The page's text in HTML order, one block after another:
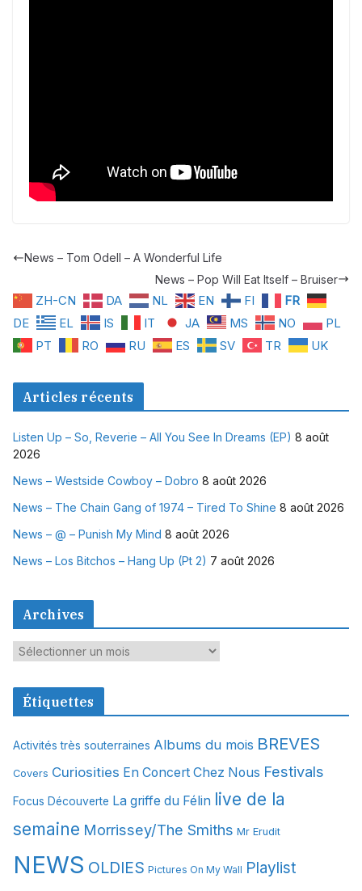
News – Tom Odell – A Wonderful Life
News – Pop Will Eat Itself – Bruiser
ZH-CN DA NL EN FI
FR
DE
EL IS IT JA MS NO
PL
PT
RO RU ES SV TR UK
Articles récents
Listen Up – So, Reverie – All You See In Dreams (EP) 8 août
2026
News – Westside Cowboy – Dobro 8 août 2026
News – The Chain Gang of 1974 – Tired To Shine 8 août 2026
News – @ – Punish My Mind 8 août 2026
News – Los Bitchos – Hang Up (Pt 2) 7 août 2026
Archives
A
c
v
e
Étiquettes
Activités très souterraines Albums du mois BREVES
Covers Curiosities En Concert Chez Nous Festivals
Focus Découverte La griffe du Félin live de la
semaine Morrissey/The Smiths Mr Erudit
NEWS OLDIES Pictures On My Wall Playlist